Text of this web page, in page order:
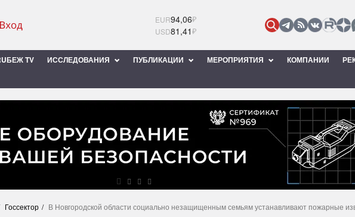
EUR94,06₽
USD81,41₽
TV ИССЛЕДОВАНИЯ ПУБЛИКАЦИИ МЕРОПРИЯТИЯ КОМПАНИИ
Госсектор В Новгородской области социально незащищенным семьям устанавливают пожарные